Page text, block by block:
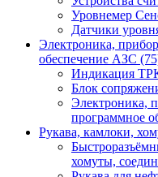
Уровнемер
Датчики
Электроника,
обеспечение АЗС
Индикация
Блок
Электроника,
программное
Рукава, камлоки,
хомуты,